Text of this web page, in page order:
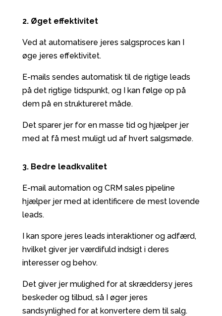
2. Øget effektivitet
Ved at automatisere jeres salgsproces kan I
øge jeres effektivitet.
E-mails sendes automatisk til de rigtige leads
på det rigtige tidspunkt, og I kan følge op på
dem på en struktureret måde.
Det sparer jer for en masse tid og hjælper jer
med at få mest muligt ud af hvert salgsmøde.
3. Bedre leadkvalitet
E-mail automation og CRM sales pipeline
hjælper jer med at identificere de mest lovende
leads.
I kan spore jeres leads interaktioner og adfærd,
hvilket giver jer værdifuld indsigt i deres
interesser og behov.
Det giver jer mulighed for at skræddersy jeres
beskeder og tilbud, så I øger jeres
sandsynlighed for at konvertere dem til salg.